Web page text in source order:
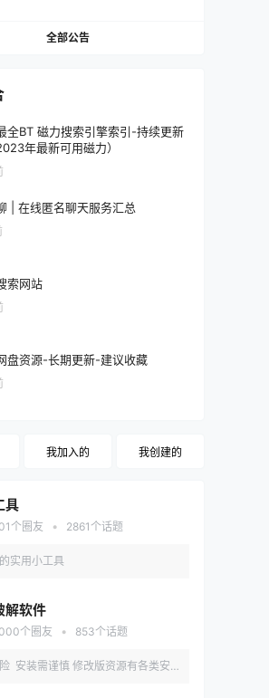
全部公告
全BT 磁力搜索引擎索引-持续更新
年最新可用磁力）
| 在线匿名聊天服务汇总
索网站
盘资源-长期更新-建议收藏
我加入的 我创建的
具
个圈友 • 2861 个话题
实用小工具
解软件
个圈友 • 853个话题
安装需谨慎 修改版资源有各类安